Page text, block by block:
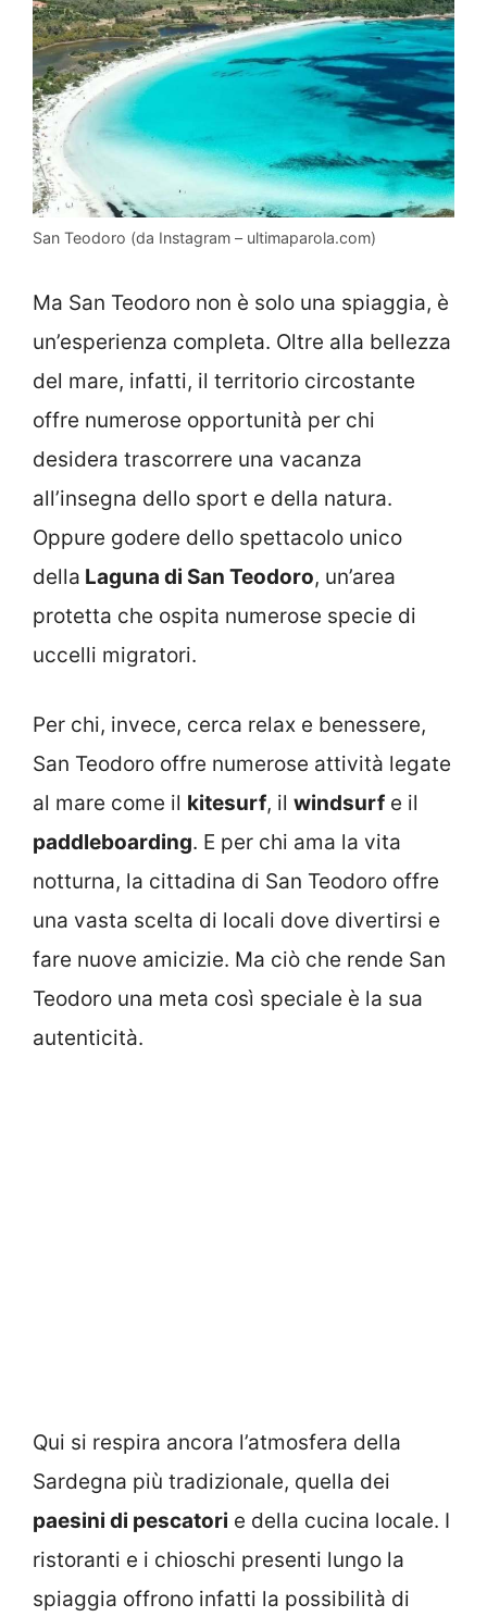
San Teodoro (da Instagram – ultimaparola.com)
Ma San Teodoro non è solo una spiaggia, è
un’esperienza completa. Oltre alla bellezza
del mare, infatti, il territorio circostante
offre numerose opportunità per chi
desidera trascorrere una vacanza
all’insegna dello sport e della natura.
Oppure godere dello spettacolo unico
della Laguna di San Teodoro, un’area
protetta che ospita numerose specie di
uccelli migratori.
Per chi, invece, cerca relax e benessere,
San Teodoro offre numerose attività legate
al mare come il kitesurf, il windsurf e il
paddleboarding. E per chi ama la vita
notturna, la cittadina di San Teodoro offre
una vasta scelta di locali dove divertirsi e
fare nuove amicizie. Ma ciò che rende San
Teodoro una meta così speciale è la sua
autenticità.
Qui si respira ancora l’atmosfera della
Sardegna più tradizionale, quella dei
paesini di pescatori e della cucina locale. I
ristoranti e i chioschi presenti lungo la
spiaggia offrono infatti la possibilità di